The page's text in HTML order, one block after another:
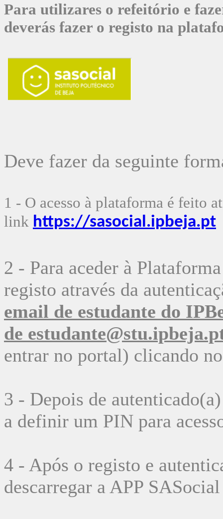
Para utilizares o refeitório e
deverás fazer o registo na
Deve fazer da seguinte
1 - O acesso à plataforma é feito
link https://sasocial.ipbeja.pt
2 - Para aceder à
registo através da
email de estudante do
de
entrar no portal) clicando
3 - Depois de
a definir um PIN para
4 - Após o registo e
descarregar a APP